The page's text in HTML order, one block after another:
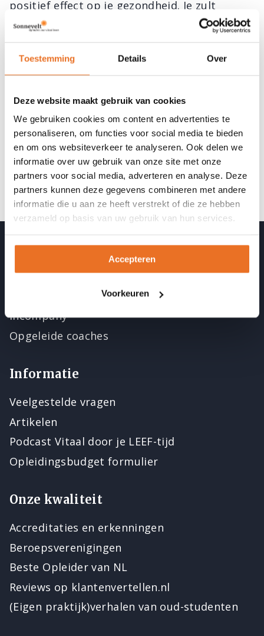
Toestemming Details Over
Deze website maakt gebruik van cookies
We gebruiken cookies om content en advertenties te
personaliseren, om functies voor social media te bieden
en om ons websiteverkeer te analyseren. Ook delen we
informatie over uw gebruik van onze site met onze
partners voor social media, adverteren en analyse. Deze
partners kunnen deze gegevens combineren met andere
informatie die u aan ze heeft verstrekt of die ze hebben
verzameld op basis van uw gebruik van hun services.
Accepteren
Voorkeuren
positief effect op je gezondheid. Je zult
merken dat je buikomvang wat minder wordt
Daarnaast heb je veel meer energie , je
weerstand gaat omhoog en je hele
Dat betekent dat het veel makkelijker voor je
wordt om af te vallen en uiteindelijk op
gewicht te blijven. Zodra je deze
veranderingen merkt, weet je dat je op de
goede weg zit en geloof het, je lichaam houdt
je niet voor de gek!
Ons aanbod
Opleidingen
Cursussen en nascholing
Incompany
Opgeleide coaches
Informatie
Veelgestelde vragen
Artikelen
Podcast Vitaal door je LEEF-tijd
Opleidingsbudget formulier
Onze kwaliteit
Accreditaties en erkenningen
Beroepsverenigingen
Beste Opleider van NL
Reviews op klantenvertellen.nl
(Eigen praktijk)verhalen van oud-studenten